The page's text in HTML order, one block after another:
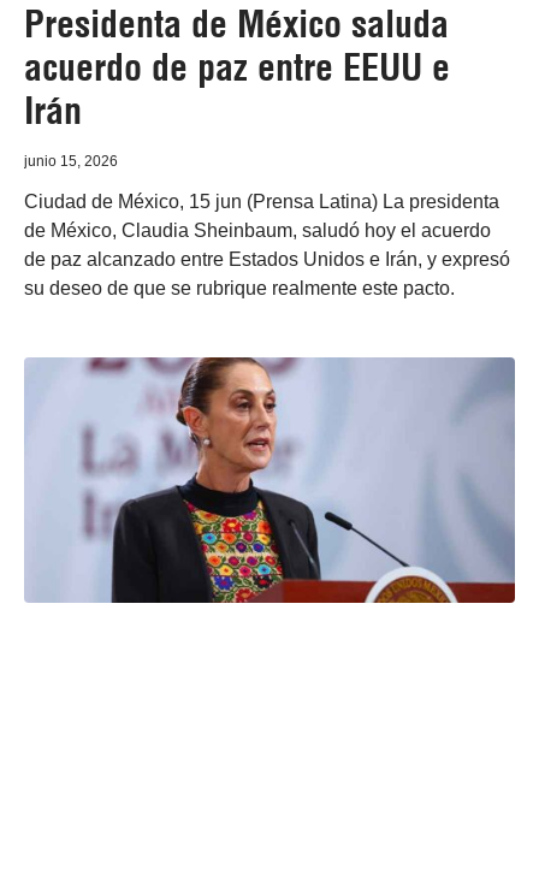
Presidenta de México saluda
acuerdo de paz entre EEUU e
Irán
junio 15, 2026
Ciudad de México, 15 jun (Prensa Latina) La presidenta
de México, Claudia Sheinbaum, saludó hoy el acuerdo
de paz alcanzado entre Estados Unidos e Irán, y expresó
su deseo de que se rubrique realmente este pacto.